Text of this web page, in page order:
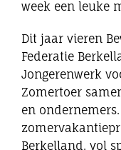
week een leuke
Dit jaar vieren
Federatie
Jongerenwerk
Zomertoer
en
Berkelland, vol